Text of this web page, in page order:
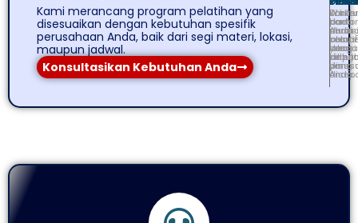
Kami merancang program pelatihan yang
disesuaikan dengan kebutuhan spesifik
perusahaan Anda, baik dari segi materi, lokasi,
maupun jadwal.
Konsultasikan Kebutuhan Anda
dan
studi
kasus
Anda.
Waktu
dan
durasi
yang
dapat
Di
kantor
Anda
atau
lokasi
yang
Fokus
pada
dan
tim
Anda.